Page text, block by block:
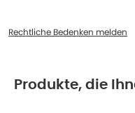
Rechtliche Bedenken melden
Produkte, die